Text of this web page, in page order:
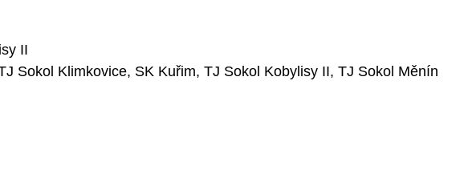
II
Sokol Klimkovice, SK Kuřim, TJ Sokol Kobylisy II, TJ Sokol Měnín